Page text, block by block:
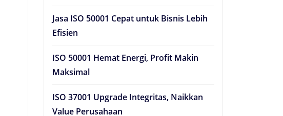
Jasa ISO 50001 Cepat untuk Bisnis Lebih
Efisien
ISO 50001 Hemat Energi, Profit Makin
Maksimal
ISO 37001 Upgrade Integritas, Naikkan
Value Perusahaan